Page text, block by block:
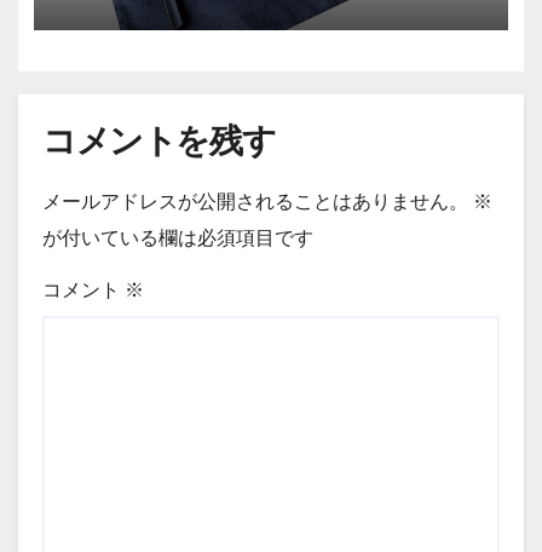
なものに」
コメントを残す
メールアドレスが公開されることはありません。
※
が付いている欄は必須項目です
コメント ※